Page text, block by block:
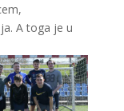
A toga je u